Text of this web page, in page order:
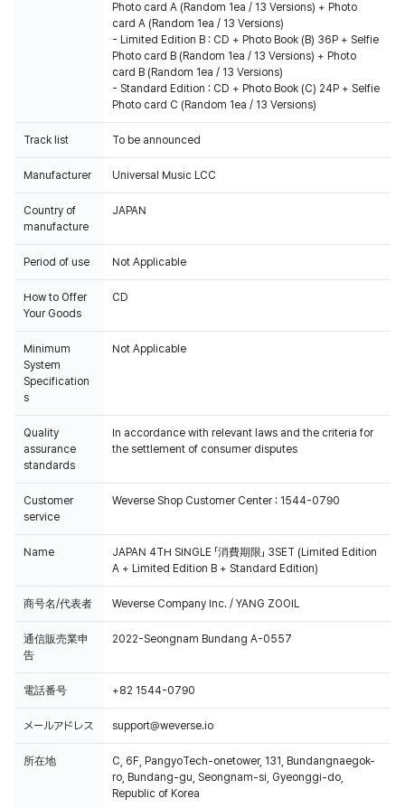
Photo card A (Random 1ea / 13 Versions) + Photo
card A (Random 1ea / 13 Versions)
- Limited Edition B : CD + Photo Book (B) 36P + Selfie
Photo card B (Random 1ea / 13 Versions) + Photo
card B (Random 1ea / 13 Versions)
- Standard Edition : CD + Photo Book (C) 24P + Selfie
Photo card C (Random 1ea / 13 Versions)
Track list To be announced
Manufacturer Universal Music LCC
Country of
manufacture
JAPAN
Period of use Not Applicable
How to Offer
Your Goods
CD
Minimum
System
Specification
s
Not Applicable
Quality
assurance
standards
In accordance with relevant laws and the criteria for
the settlement of consumer disputes
Customer
service
Weverse Shop Customer Center : 1544-0790
Name
JAPAN 4TH SINGLE 「消費期限」 3SET (Limited Edition
A + Limited Edition B + Standard Edition)
商号名/代表者 Weverse Company Inc. / YANG ZOOIL
通信販売業申
告
2022-Seongnam Bundang A-0557
電話番号 +82 1544-0790
メールアドレス support@weverse.io
所在地
C, 6F, PangyoTech-onetower, 131, Bundangnaegok-
ro, Bundang-gu, Seongnam-si, Gyeonggi-do,
Republic of Korea